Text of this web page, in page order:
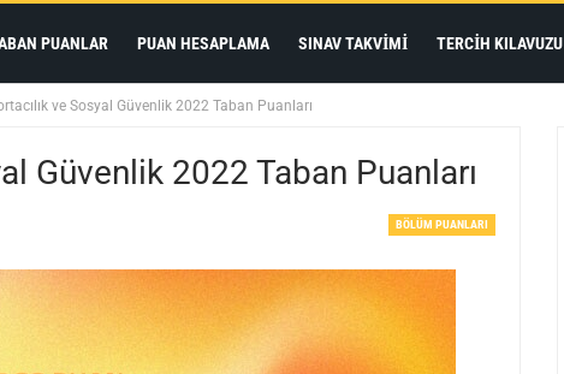
PUANLAR PUAN HESAPLAMA SINAV TAKVIMI TERCIH KILAVUZU
ve Sosyal Güvenlik 2022 Taban Puanları
Güvenlik 2022 Taban Puanları
BÖLÜM PUANLARI